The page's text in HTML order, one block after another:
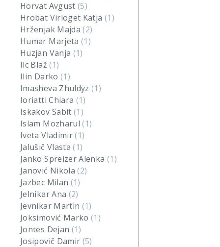
Horvat Avgust(5)
Hrobat Virloget Katja (1)
Hrženjak Majda(2)
Humar Marjeta(1)
Huzjan Vanja (1)
Ilc Blaž(1)
Ilin Darko (1)
Imasheva Zhuldyz(1)
Ioriatti Chiara (1)
Iskakov Sabit(1)
Islam Mozharul(1)
Iveta Vladimir(1)
Jalušič Vlasta(1)
Janko Spreizer Alenka (1)
Janović Nikola(2)
Jazbec Milan (1)
Jelnikar Ana (2)
Jevnikar Martin (1)
Joksimović Marko(1)
Jontes Dejan (1)
Josipovič Damir (5)